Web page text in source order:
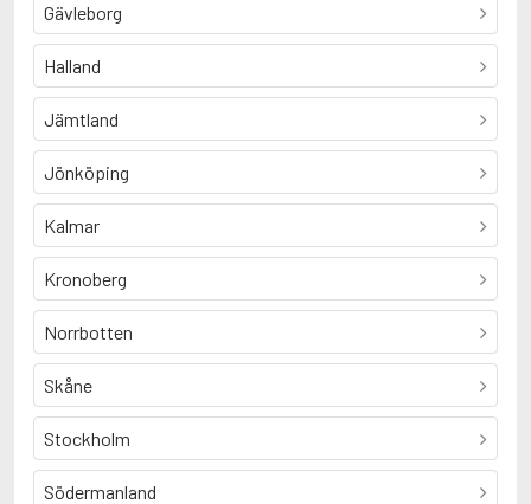
Gävleborg
Halland
Jämtland
Jönköping
Kalmar
Kronoberg
Norrbotten
Skåne
Stockholm
Södermanland